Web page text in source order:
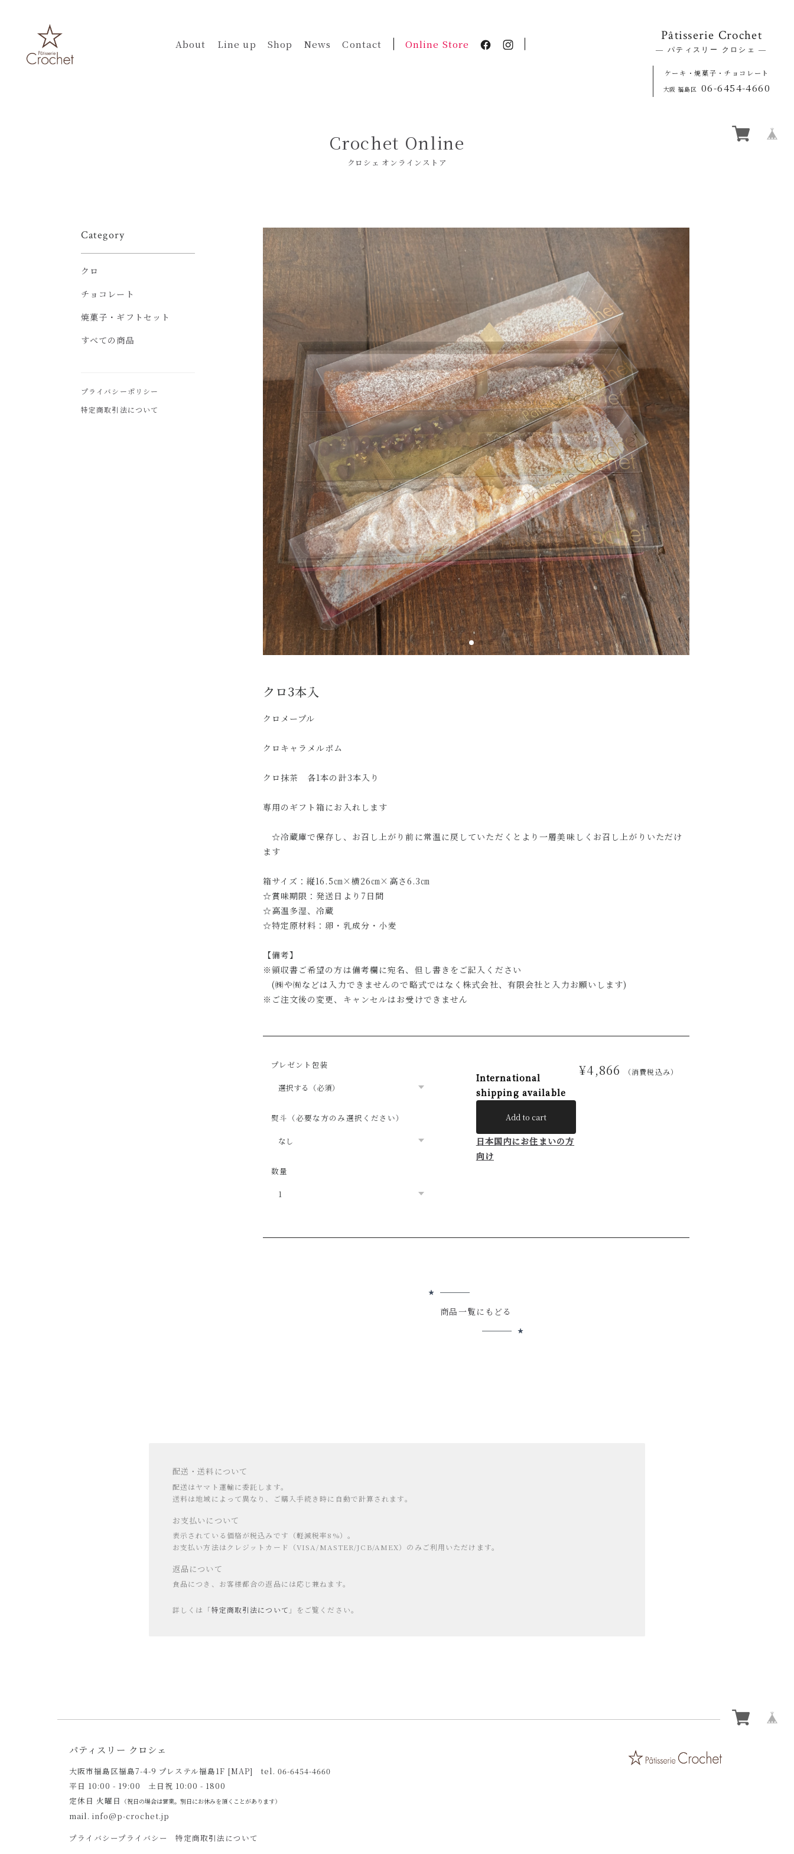
About Line up Shop News Contact Online Store
Pâtisserie Crochet
― パティスリー クロシェ ―
ケーキ・焼菓子・チョコレート
大阪 福島区 06-6454-4660
Crochet Online
クロシェ オンラインストア
Category
クロ
チョコレート
焼菓子・ギフトセット
すべての商品
プライバシーポリシー
特定商取引法について
クロ3本入
クロメープル
クロキャラメルポム
クロ抹茶 各1本の計3本入り
専用のギフト箱にお入れします
☆冷蔵庫で保存し、お召し上がり前に常温に戻していただくとより一層美味しくお召し上がりいただけ
ます
箱サイズ：縦16.5㎝×横26㎝×高さ6.3㎝
☆賞味期限：発送日より7日間
☆高温多湿、冷蔵
☆特定原材料：卵・乳成分・小麦
【備考】
※領収書ご希望の方は備考欄に宛名、但し書きをご記入ください
(㈱や㈲などは入力できませんので略式ではなく株式会社、有限会社と入力お願いします)
※ご注文後の変更、キャンセルはお受けできません
プレゼント包装
熨斗（必要な方のみ選択ください）
数量
¥4,866 （消費税込み）
International
shipping available
Add to cart
日本国内にお住まいの方
向け
商品一覧にもどる
配送・送料について
配送はヤマト運輸に委託します。
送料は地域によって異なり、ご購入手続き時に自動で計算されます。
お支払いについて
表示されている価格が税込みです（軽減税率8%）。
お支払い方法はクレジットカード（VISA/MASTER/JCB/AMEX）のみご利用いただけます。
返品について
食品につき、お客様都合の返品には応じ兼ねます。
詳しくは「特定商取引法について 」をご覧ください。
パティスリー クロシェ
大阪市福島区福島7-4-9 プレステル福島1F [MAP]
tel. 06-6454-4660
平日 10:00 - 19:00
土日祝 10:00 - 1800
定休日 火曜日 （祝日の場合は営業。別日にお休みを頂くことがあります）
mail.info@p-crochet.jp
プライバシープライバシー
特定商取引法について